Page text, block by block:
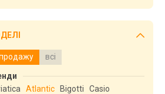
всі
Atlantic Bigotti
Casio